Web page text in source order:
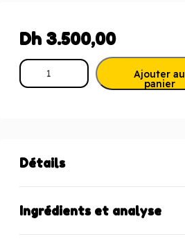
Dh 3.500,00
Ajouter au
panier
Détails
Ingrédients et analyse